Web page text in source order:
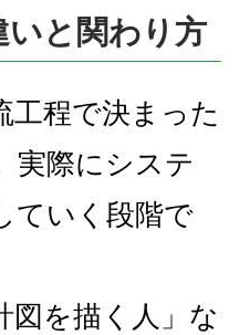
いと関わり方
工程で決まった
実際にシステ
ていく段階で
図を描く人」な